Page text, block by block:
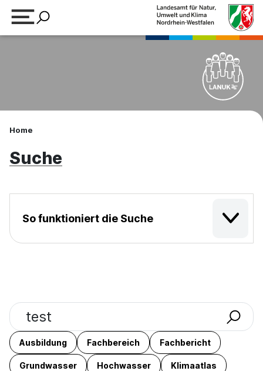
Home
Suche
So funktioniert die Suche
Suchbegriff
Ausbildung Fachbereich Fachbericht
Grundwasser Hochwasser Klimaatlas